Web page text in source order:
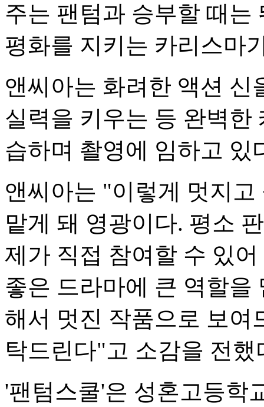
주는 팬텀과 승부할 때는
평화를 지키는 카리스마
앤씨아는 화려한 액션 신
실력을 키우는 등 완벽한
습하며 촬영에 임하고 있
앤씨아는 "이렇게 멋지
맡게 돼 영광이다. 평소
제가 직접 참여할 수 있
좋은 드라마에 큰 역할을
해서 멋진 작품으로 보여
탁드린다"고 소감을 전했
'팬텀스쿨'은 성혼고등학